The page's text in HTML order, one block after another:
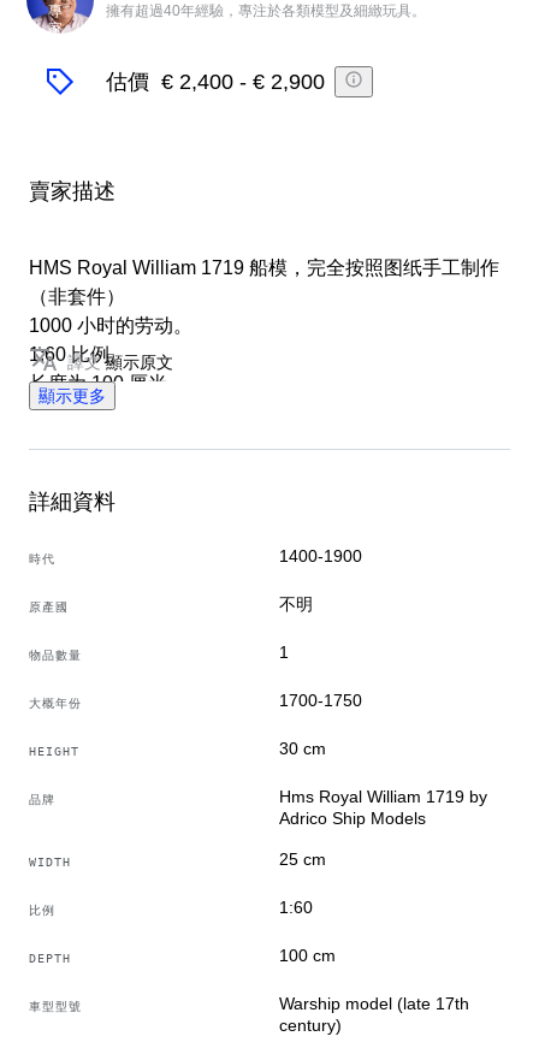
專
家
擁有超過40年經驗，專注於各類模型及細緻玩具。
估價 € 2,400 - € 2,900
賣家描述
HMS Royal William 1719 船模，完全按照图纸手工制作
（非套件）
1000 小时的劳动。
1:60 比例。
长度为 100 厘米。
完美无瑕的状态。
譯文 顯示原文
顯示更多
詳細資料
時代 1400-1900
原產國 不明
物品數量 1
大概年份 1700-1750
HEIGHT 30 cm
品牌
Hms Royal William 1719 by
Adrico Ship Models
WIDTH 25 cm
比例 1:60
DEPTH 100 cm
車型型號
Warship model (late 17th
century)